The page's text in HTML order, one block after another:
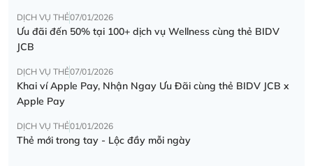
DỊCH VỤ THẺ07/01/2026
Ưu đãi đến 50% tại 100+ dịch vụ Wellness cùng thẻ BIDV
JCB
DỊCH VỤ THẺ07/01/2026
Khai ví Apple Pay, Nhận Ngay Ưu Đãi cùng thẻ BIDV JCB x
Apple Pay
DỊCH VỤ THẺ01/01/2026
Thẻ mới trong tay - Lộc đầy mỗi ngày